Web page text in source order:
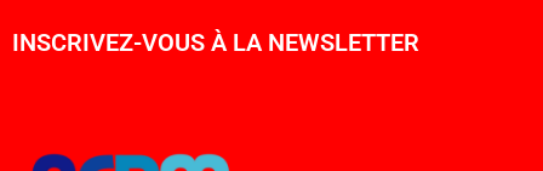
INSCRIVEZ-VOUS À LA NEWSLETTER